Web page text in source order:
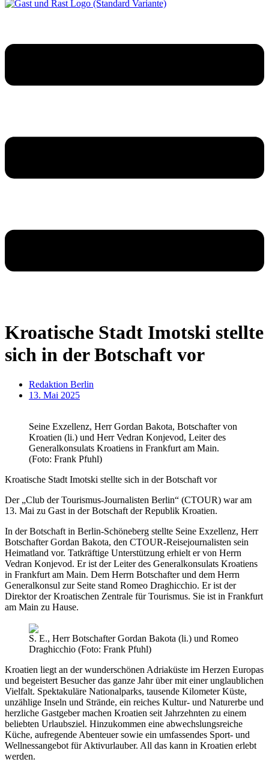
Kroatische Stadt Imotski stellte
sich in der Botschaft vor
Redaktion Berlin
13. Mai 2025
Seine Exzellenz, Herr Gordan Bakota, Botschafter von
Kroatien (li.) und Herr Vedran Konjevod, Leiter des
Generalkonsulats Kroatiens in Frankfurt am Main.
(Foto: Frank Pfuhl)
Kroatische Stadt Imotski stellte sich in der Botschaft vor
Der „Club der Tourismus-Journalisten Berlin“ (CTOUR) war am
13. Mai zu Gast in der Botschaft der Republik Kroatien.
In der Botschaft in Berlin-Schöneberg stellte Seine Exzellenz, Herr
Botschafter Gordan Bakota, den CTOUR-Reisejournalisten sein
Heimatland vor. Tatkräftige Unterstützung erhielt er von Herrn
Vedran Konjevod. Er ist der Leiter des Generalkonsulats Kroatiens
in Frankfurt am Main. Dem Herrn Botschafter und dem Herrn
Generalkonsul zur Seite stand Romeo Draghicchio. Er ist der
Direktor der Kroatischen Zentrale für Tourismus. Sie ist in Frankfurt
am Main zu Hause.
S. E., Herr Botschafter Gordan Bakota (li.) und Romeo
Draghicchio (Foto: Frank Pfuhl)
Kroatien liegt an der wunderschönen Adriaküste im Herzen Europas
und begeistert Besucher das ganze Jahr über mit einer unglaublichen
Vielfalt. Spektakuläre Nationalparks, tausende Kilometer Küste,
unzählige Inseln und Strände, ein reiches Kultur- und Naturerbe und
herzliche Gastgeber machen Kroatien seit Jahrzehnten zu einem
beliebten Urlaubsziel. Hinzukommen eine abwechslungsreiche
Küche, aufregende Abenteuer sowie ein umfassendes Sport- und
Wellnessangebot für Aktivurlauber. All das kann in Kroatien erlebt
werden.